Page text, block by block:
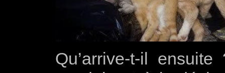
Qu’arrive-t-il